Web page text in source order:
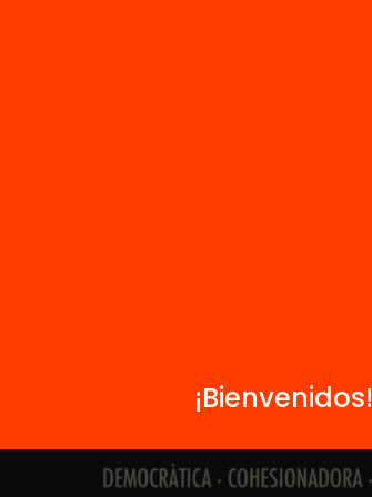
¡Bienvenidos!